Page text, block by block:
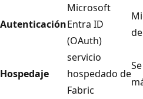
Autenticación
Microsoft
Entra ID
(OAuth)
Hospedaje
servicio
hospedado de
Fabric